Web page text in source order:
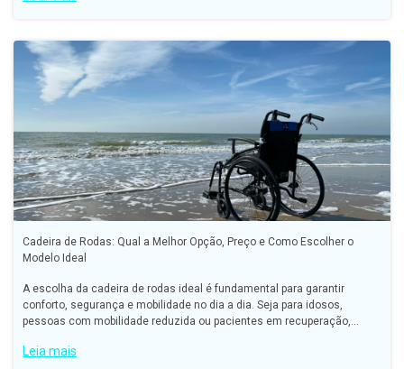
Cadeira de Rodas: Qual a Melhor Opção, Preço e Como Escolher o
Modelo Ideal
A escolha da cadeira de rodas ideal é fundamental para garantir
conforto, segurança e mobilidade no dia a dia. Seja para idosos,
pessoas com mobilidade reduzida ou pacientes em recuperação,
Leia mais